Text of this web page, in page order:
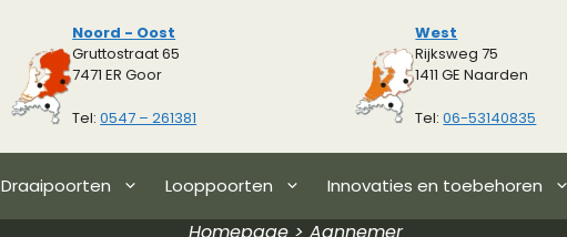
Noord - Oost
Gruttostraat 65
7471 ER Goor
Tel:0547 – 261381
West
Rijksweg 75
1411 GE Naarden
Tel:06-53140835
Draaipoorten Looppoorten Innovaties en toebehoren